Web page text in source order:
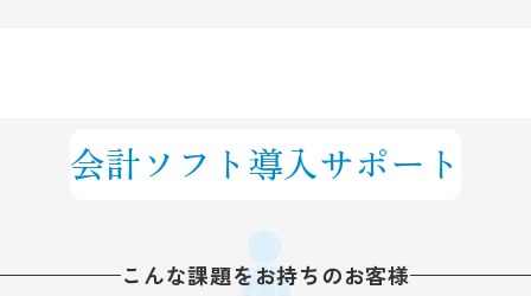
会計ソフト導入サポート
こんな課題をお持ちのお客様